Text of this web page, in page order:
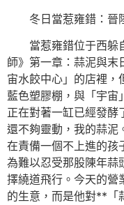
冬日當惹雍錯：晉
當惹雍錯位于西躲
師》第一章：蒜泥與末
宙水餃中心」的店裡，
藍色塑膠棚，與「宇宙
正在對著一缸已經發酵
還不夠靈動，我的蒜泥
在責備一個不上進的孩
為難以忍受那股陳年蒜
擇繞道飛行。今天的營
的生意，而是他對**「